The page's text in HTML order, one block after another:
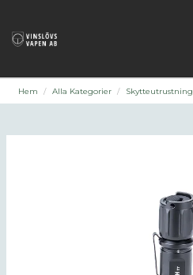
Hem Alla Kategorier Skytteutrustning